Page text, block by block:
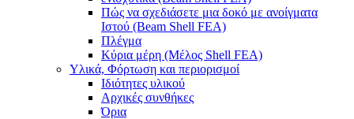
Πώς να σχεδιάσετε μια δοκό με ανοίγματα
Ιστού (Beam Shell FEA)
Πλέγμα
Κύρια μέρη (Μέλος Shell FEA)
Υλικά, Φόρτωση και περιορισμοί
Ιδιότητες υλικού
Αρχικές συνθήκες
Όρια